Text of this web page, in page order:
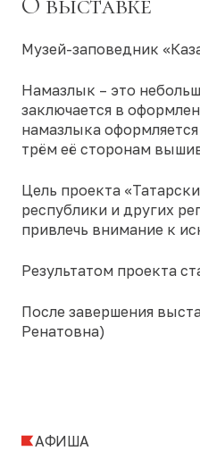
Музей-заповедник
Намазлык – это
заключается в
намазлыка
трём её сторонам
Цель проекта
республики и других
привлечь внимание к
Результатом проекта
После завершения
Ренатовна)
АФИША